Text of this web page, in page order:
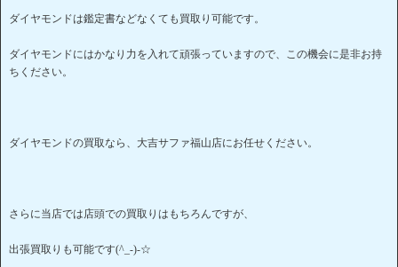
ダイヤモンドは鑑定書などなくても買取り可能です。
ダイヤモンドにはかなり力を入れて頑張っていますので、この機会に是非お持
ちください。
ダイヤモンドの買取なら、大吉サファ福山店にお任せください。
さらに当店では店頭での買取りはもちろんですが、
出張買取りも可能です(^_-)-☆